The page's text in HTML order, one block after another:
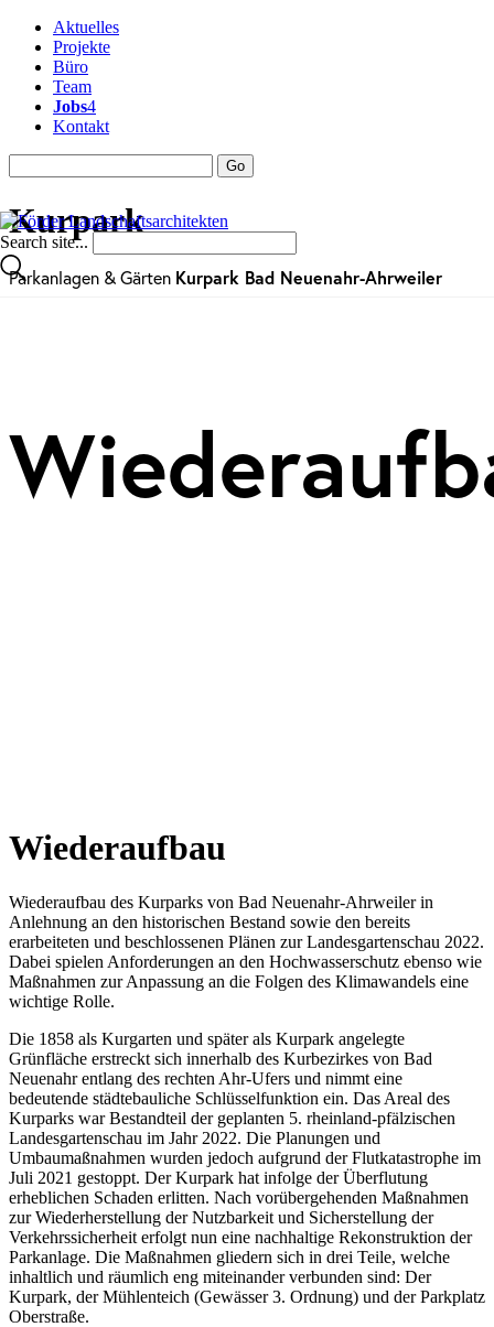
Aktuelles
Projekte
Büro
Team
Jobs4
Kontakt
Search site...
Kurpark
Parkanlagen & Gärten Kurpark Bad Neuenahr-Ahrweiler
Wiederaufbau
Wiederaufbau des Kurparks von Bad Neuenahr-Ahrweiler in
Anlehnung an den historischen Bestand sowie den bereits
erarbeiteten und beschlossenen Plänen zur Landesgartenschau 2022.
Dabei spielen Anforderungen an den Hochwasserschutz ebenso wie
Maßnahmen zur Anpassung an die Folgen des Klimawandels eine
wichtige Rolle.
Die 1858 als Kurgarten und später als Kurpark angelegte
Grünfläche erstreckt sich innerhalb des Kurbezirkes von Bad
Neuenahr entlang des rechten Ahr-Ufers und nimmt eine
bedeutende städtebauliche Schlüsselfunktion ein. Das Areal des
Kurparks war Bestandteil der geplanten 5. rheinland-pfälzischen
Landesgartenschau im Jahr 2022. Die Planungen und
Umbaumaßnahmen wurden jedoch aufgrund der Flutkatastrophe im
Juli 2021 gestoppt. Der Kurpark hat infolge der Überflutung
erheblichen Schaden erlitten. Nach vorübergehenden Maßnahmen
zur Wiederherstellung der Nutzbarkeit und Sicherstellung der
Verkehrssicherheit erfolgt nun eine nachhaltige Rekonstruktion der
Parkanlage. Die Maßnahmen gliedern sich in drei Teile, welche
inhaltlich und räumlich eng miteinander verbunden sind: Der
Kurpark, der Mühlenteich (Gewässer 3. Ordnung) und der Parkplatz
Oberstraße.